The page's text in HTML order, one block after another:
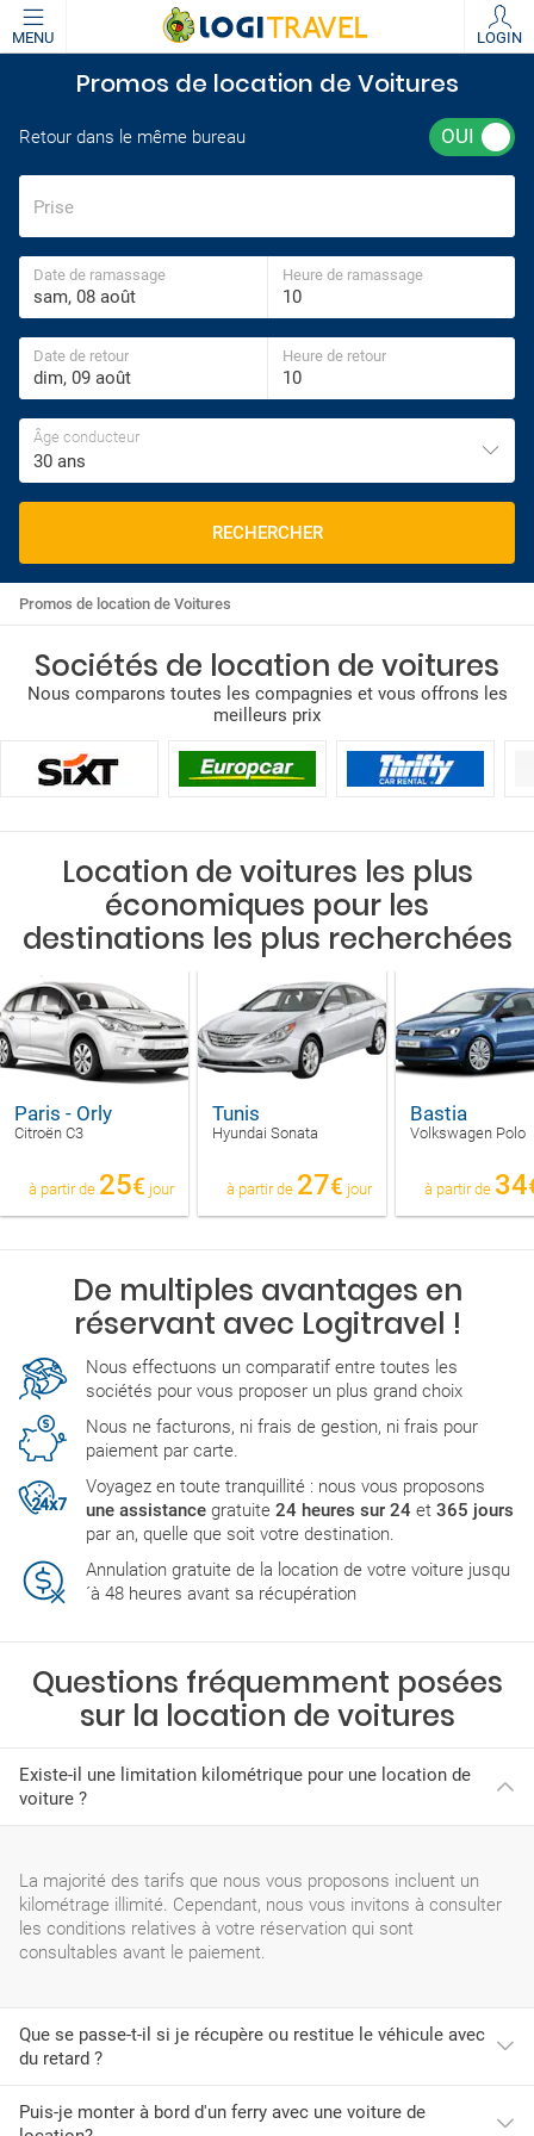
MENU LOGIN
Promos de location de Voitures
Retour dans le même bureau
Prise
Date de ramassage Heure de ramassage
Date de retour Heure de retour
Âge conducteur
30 ans
RECHERCHER
Promos de location de Voitures
Sociétés de location de voitures
Nous comparons toutes les compagnies et vous offrons les
meilleurs prix
Location de voitures les plus
économiques pour les
destinations les plus recherchées
Paris - Orly
Citroën C3
à partir de 25€ jour
Tunis
Hyundai Sonata
à partir de 27€ jour
Bastia
Volkswagen Polo
à partir de 34
De multiples avantages en
réservant avec Logitravel !
Nous effectuons un comparatif entre toutes les
sociétés pour vous proposer un plus grand choix
Nous ne facturons, ni frais de gestion, ni frais pour
paiement par carte.
Voyagez en toute tranquillité : nous vous proposons
une assistance gratuite 24 heures sur 24 et 365 jours
par an, quelle que soit votre destination.
Annulation gratuite de la location de votre voiture jusqu
´à 48 heures avant sa récupération
Questions fréquemment posées
sur la location de voitures
Existe-il une limitation kilométrique pour une location de
voiture ?
La majorité des tarifs que nous vous proposons incluent un
kilométrage illimité. Cependant, nous vous invitons à consulter
les conditions relatives à votre réservation qui sont
consultables avant le paiement.
Que se passe-t-il si je récupère ou restitue le véhicule avec
du retard ?
Puis-je monter à bord d'un ferry avec une voiture de